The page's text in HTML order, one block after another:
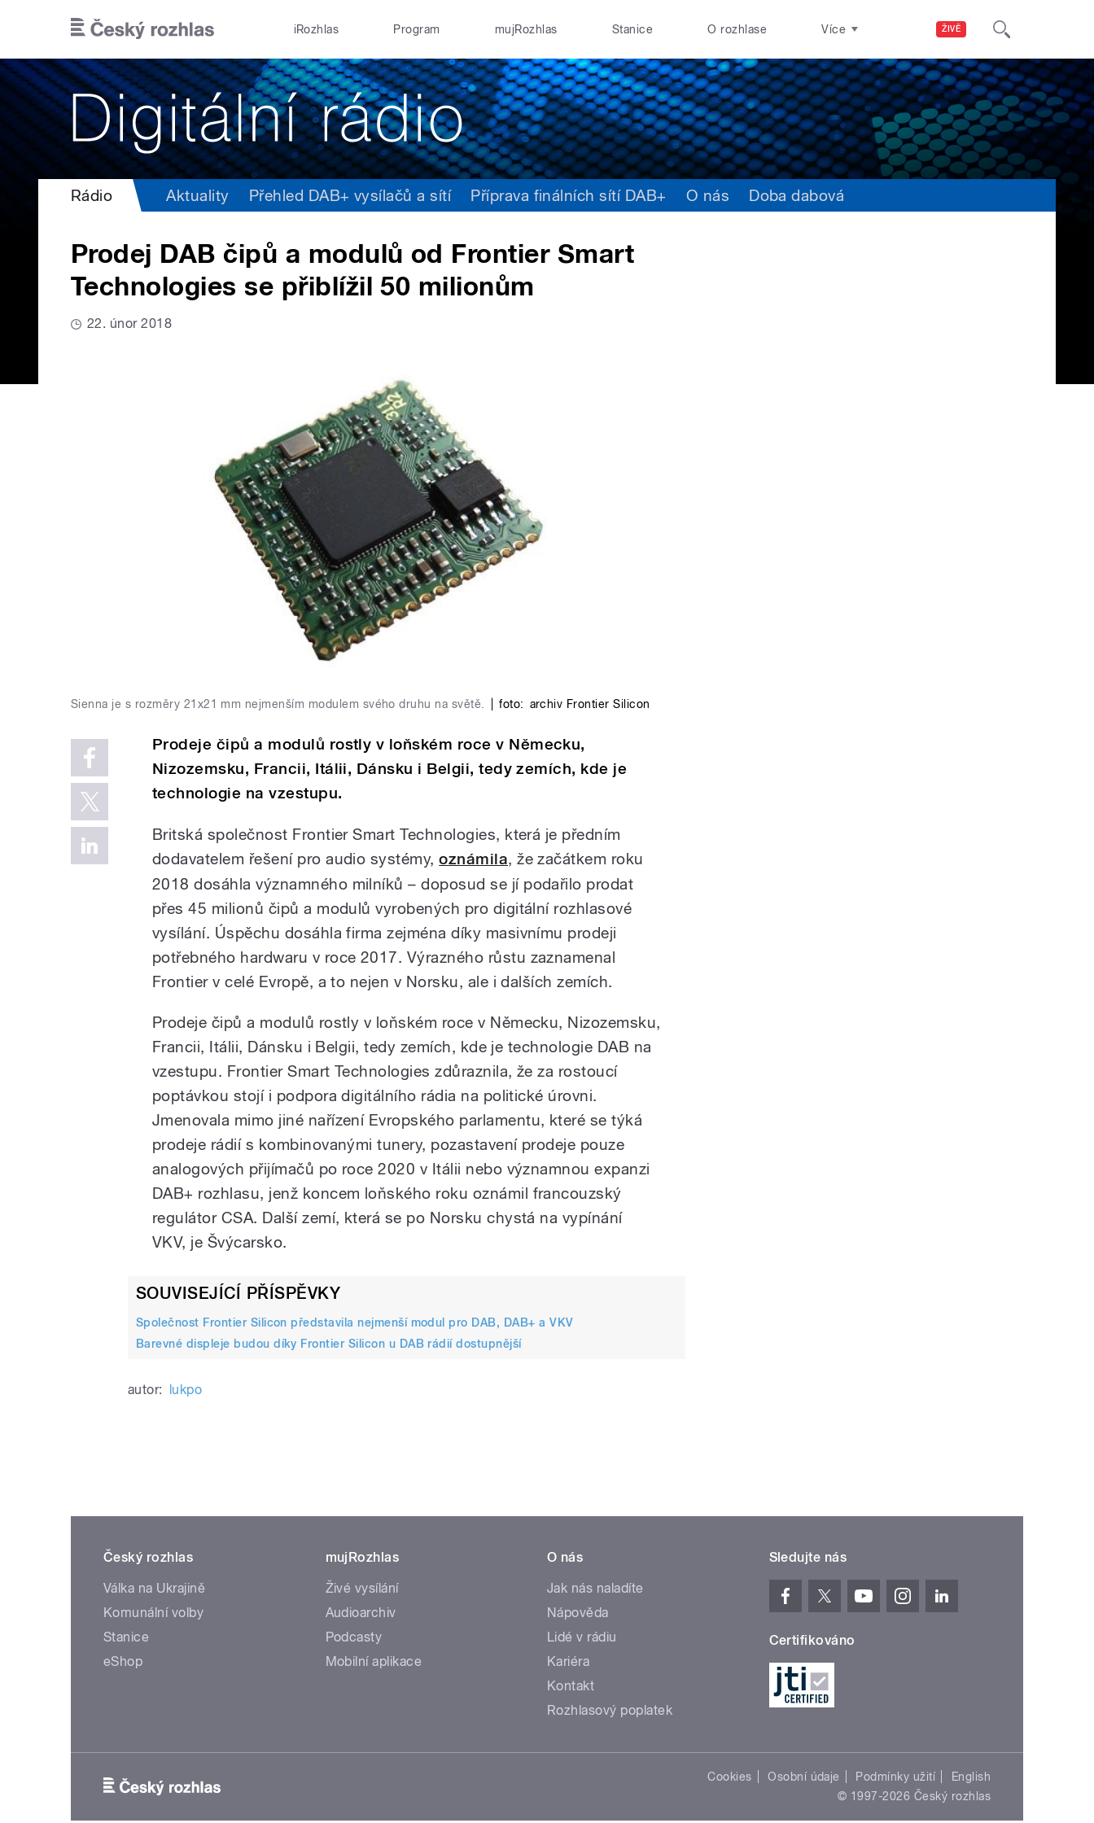
ŽIVĚ
iRozhlas Program mujRozhlas Stanice O rozhlase Více
Rádio Aktuality Přehled DAB+ vysílačů a sítí Příprava finálních sítí DAB+ O nás Doba dabová
Prodej DAB čipů a modulů od Frontier Smart
Technologies se přiblížil 50 milionům
22. únor 2018
Sienna je s rozměry 21x21 mm nejmenším modulem svého druhu na světě. foto: archiv Frontier Silicon
Prodeje čipů a modulů rostly v loňském roce v Německu,
Nizozemsku, Francii, Itálii, Dánsku i Belgii, tedy zemích, kde je
technologie na vzestupu.
Britská společnost Frontier Smart Technologies, která je předním
dodavatelem řešení pro audio systémy,oznámila, že začátkem roku
2018 dosáhla významného milníků – doposud se jí podařilo prodat
přes 45 milionů čipů a modulů vyrobených pro digitální rozhlasové
vysílání. Úspěchu dosáhla firma zejména díky masivnímu prodeji
potřebného hardwaru v roce 2017. Výrazného růstu zaznamenal
Frontier v celé Evropě, a to nejen v Norsku, ale i dalších zemích.
Prodeje čipů a modulů rostly v loňském roce v Německu, Nizozemsku,
Francii, Itálii, Dánsku i Belgii, tedy zemích, kde je technologie DAB na
vzestupu. Frontier Smart Technologies zdůraznila, že za rostoucí
poptávkou stojí i podpora digitálního rádia na politické úrovni.
Jmenovala mimo jiné nařízení Evropského parlamentu, které se týká
prodeje rádií s kombinovanými tunery, pozastavení prodeje pouze
analogových přijímačů po roce 2020 v Itálii nebo významnou expanzi
DAB+ rozhlasu, jenž koncem loňského roku oznámil francouzský
regulátor CSA. Další zemí, která se po Norsku chystá na vypínání
VKV, je Švýcarsko.
SOUVISEJÍCÍ PŘÍSPĚVKY
Společnost Frontier Silicon představila nejmenší modul pro DAB, DAB+ a VKV
Barevné displeje budou díky Frontier Silicon u DAB rádií dostupnější
autor: lukpo
Český rozhlas
Válka na Ukrajině
Komunální volby
Stanice
eShop
mujRozhlas
Živé vysílání
Audioarchiv
Podcasty
Mobilní aplikace
O nás
Jak nás naladíte
Nápověda
Lidé v rádiu
Kariéra
Kontakt
Rozhlasový poplatek
Sledujte nás
Certifikováno
Cookies Osobní údaje Podmínky užití
English
© 1997-2026 Český rozhlas